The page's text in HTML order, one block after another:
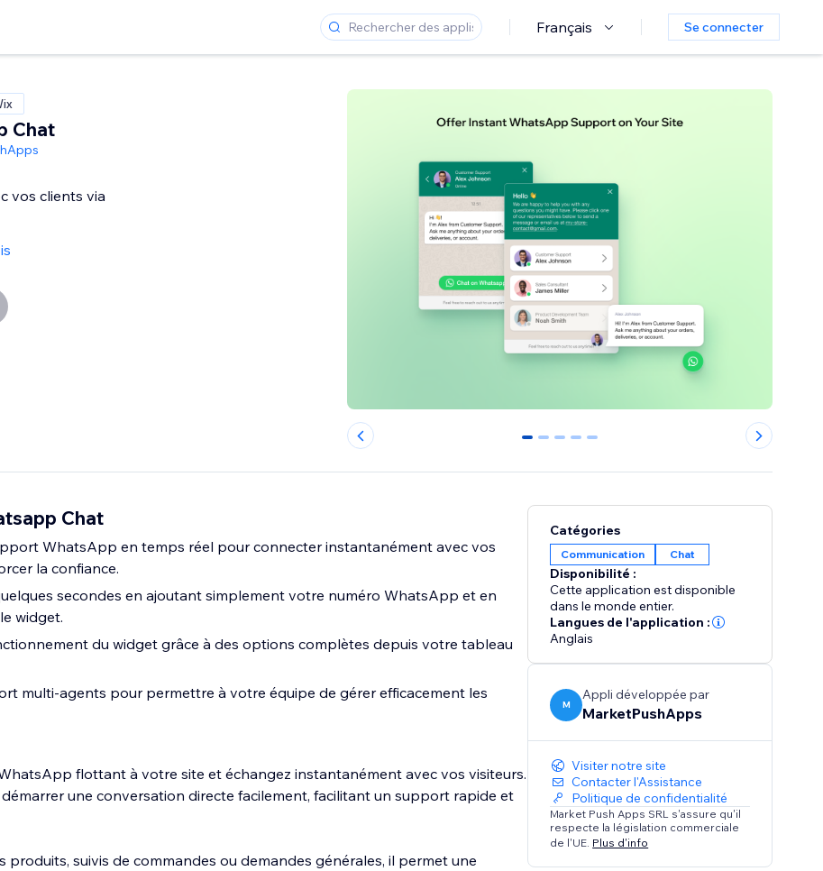
Français Se connecter
Chat
vos clients via
0 1 2 3 4
Chat
WhatsApp en temps réel pour connecter instantanément avec vos
la confiance.
secondes en ajoutant simplement votre numéro WhatsApp et en
widget.
du widget grâce à des options complètes depuis votre tableau
multi-agents pour permettre à votre équipe de gérer efficacement les
flottant à votre site et échangez instantanément avec vos visiteurs.
une conversation directe facilement, facilitant un support rapide et
produits, suivis de commandes ou demandes générales, il permet une
Catégories
Communication Chat
Disponibilité :
Cette application est disponible
dans le monde entier.
Langues de l'application :
Anglais
M
Appli développée par
MarketPushApps
Visiter notre site
Contacter l'Assistance
Politique de confidentialité
Market Push Apps SRL s'assure qu'il
respecte la législation commerciale
de l'UE. Plus d'info